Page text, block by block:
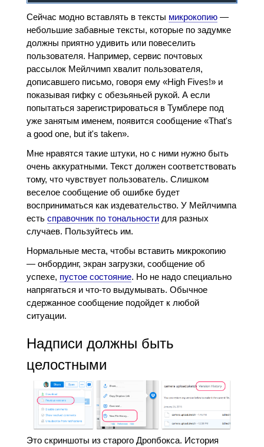
Сейчас модно вставлять в тексты микрокопию—
небольшие забавные тексты, которые по задумке
должны приятно удивить или повеселить
пользователя. Например, сервис почтовых
рассылок Мейлчимп хвалит пользователя,
дописавшего письмо, говоря ему «High Fives!» и
показывая гифку с обезьяньей рукой. А если
попытаться зарегистрироваться в Тумблере под
уже занятым именем, появится сообщение «That's
a good one, but it's taken».
Мне нравятся такие штуки, но с ними нужно быть
очень аккуратными. Текст должен соответствовать
тому, что чувствует пользователь. Слишком
веселое сообщение об ошибке будет
восприниматься как издевательство. У Мейлчимпа
есть справочник по тональностидля разных
случаев. Пользуйтесь им.
Нормальные места, чтобы вставить микрокопию
— онбординг, экран загрузки, сообщение об
успехе, пустое состояние. Но не надо специально
напрягаться и что-то выдумывать. Обычное
сдержанное сообщение подойдет к любой
ситуации.
Надписи должны быть
целостными
Это скриншоты из старого Дропбокса. История